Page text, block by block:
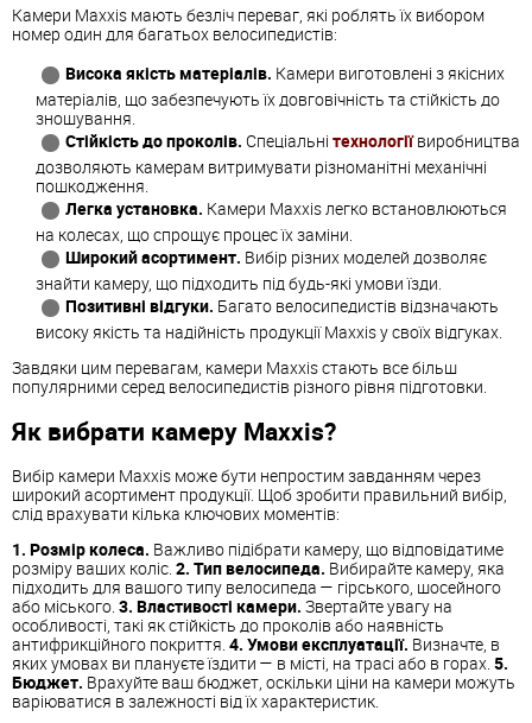
Камери Maxxis мають безліч переваг, які роблять їх вибором
номер один для багатьох велосипедистів:
Висока якість матеріалів. Камери виготовлені з якісних
матеріалів, що забезпечують їх довговічність та стійкість до
зношування.
Стійкість до проколів. Спеціальні технологіївиробництва
дозволяють камерам витримувати різноманітні механічні
пошкодження.
Легка установка. Камери Maxxis легко встановлюються
на колесах, що спрощує процес їх заміни.
Широкий асортимент. Вибір різних моделей дозволяє
знайти камеру, що підходить під будь-які умови їзди.
Позитивні відгуки. Багато велосипедистів відзначають
високу якість та надійність продукції Maxxis у своїх відгуках.
Завдяки цим перевагам, камери Maxxis стають все більш
популярними серед велосипедистів різного рівня підготовки.
Як вибрати камеру Maxxis?
Вибір камери Maxxis може бути непростим завданням через
широкий асортимент продукції. Щоб зробити правильний вибір,
слід врахувати кілька ключових моментів:
1. Розмір колеса. Важливо підібрати камеру, що відповідатиме
розміру ваших коліс. 2. Тип велосипеда. Вибирайте камеру, яка
підходить для вашого типу велосипеда — гірського, шосейного
або міського. 3. Властивості камери. Звертайте увагу на
особливості, такі як стійкість до проколів або наявність
антифрикційного покриття. 4. Умови експлуатації. Визначте, в
яких умовах ви плануєте їздити — в місті, на трасі або в горах. 5.
Бюджет. Врахуйте ваш бюджет, оскільки ціни на камери можуть
варіюватися в залежності від їх характеристик.